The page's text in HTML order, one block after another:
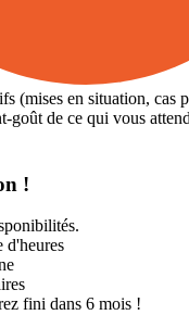
(mises en situation, cas
goût de ce qui vous
!
d'heures
fini dans 6 mois !